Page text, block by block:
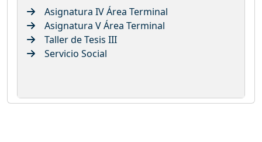
Asignatura IV Área Terminal
Asignatura V Área Terminal
Taller de Tesis III
Servicio Social